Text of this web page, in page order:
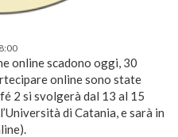
online scadono oggi, 30
online sono state
2 si svolgerà dal 13 al 15
di Catania, e sarà in